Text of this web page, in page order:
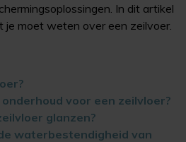
In dit artikel
moet weten over een zeilvoer.
voor een zeilvloer?
glanzen?
waterbestendigheid van